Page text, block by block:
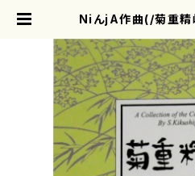
NiんjA作曲(/菊重精